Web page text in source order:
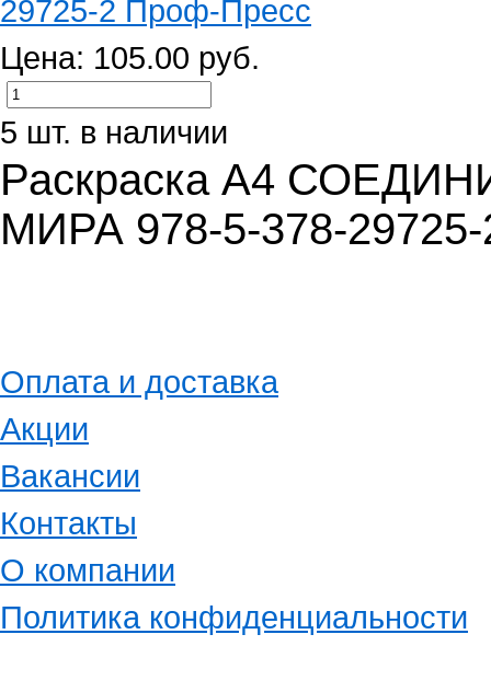
Цена: 105.00 руб.
5 шт. в наличии
Раскраска А4
МИРА 978-5-378-
Оплата и доставка
Акции
Вакансии
Контакты
О компании
Политика конфиденциальности